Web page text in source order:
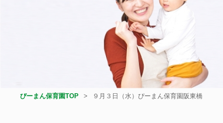
ぴーまん保育園TOP ９月３日（水）ぴーまん保育園阪東橋